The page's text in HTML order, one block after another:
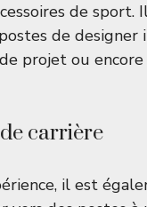
de sport.
de designer
projet ou encore
carrière
il est